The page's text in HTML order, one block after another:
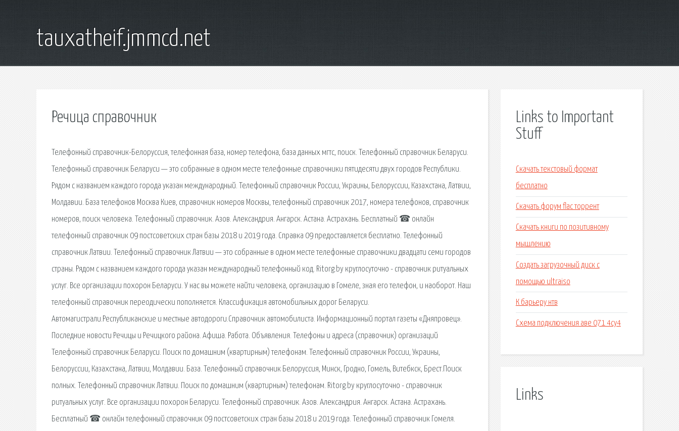
tauxatheif.jmmcd.net
Речица справочник
Телефонный справочник-Белоруссия, телефонная база, номер телефона, база данных мгтс, поиск. Телефонный справочник Беларуси.
Телефонный справочник Беларуси — это собранные в одном месте телефонные справочники пятидесяти двух городов Республики.
Рядом с названием каждого города указан международный. Телефонный справочник России, Украины, Белоруссии, Казахстана, Латвии,
Молдавии. База телефонов Москва Киев, cправочник номеров Москвы, телефонный справочник 2017, номера телефонов, cправочник
номеров, поиск человека. Телефонный справочник. Азов. Александрия. Ангарск. Астана. Астрахань. Бесплатный ☎ онлайн
телефонный справочник 09 постсоветских стран базы 2018 и 2019 года. Справка 09 предоставляется бесплатно. Телефонный
справочник Латвии. Телефонный справочник Латвии — это собранные в одном месте телефонные справочники двадцати семи городов
страны. Рядом с названием каждого города указан международный телефонный код. Ritorg.by круглосуточно - справочник ритуальных
услуг. Все организации похорон Беларуси. У нас вы можете найти человека, организацию в Гомеле, зная его телефон, и наоборот. Наш
телефонный справочник переодически пополняется. Классификация автомобильных дорог Беларуси.
Автомагистрали.Республиканские и местные автодороги.Справочник автомобилиста. Информационный портал газеты «Дняпровец».
Последние новости Речицы и Речицкого района. Афиша. Работа. Объявления. Телефоны и адреса (справочник) организаций
Телефонный справочник Беларуси. Поиск по домашним (квартирным) телефонам. Телефонный справочник России, Украины,
Белоруссии, Казахстана, Латвии, Молдавии. База. Телефонный справочник Белоруссия, Минск, Гродно, Гомель, Витебкск, Брест.Поиск
полных. Телефонный справочник Латвии. Поиск по домашним (квартирным) телефонам. Ritorg.by круглосуточно - справочник
ритуальных услуг. Все организации похорон Беларуси. Телефонный справочник. Азов. Александрия. Ангарск. Астана. Астрахань.
Бесплатный ☎ онлайн телефонный справочник 09 постсоветских стран базы 2018 и 2019 года. Телефонный справочник Гомеля.
Links to Important
Stuff
Скачать текстовый формат
бесплатно
Скачать форум flac торрент
Скачать книги по позитивному
мышлению
Создать загрузочный диск с
помощью ultraiso
К барьеру нтв
Схема подключения аве 071 4су4
Links